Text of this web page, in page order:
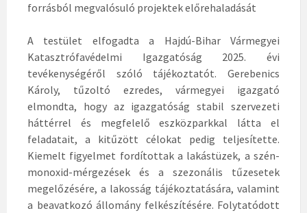
forrásból megvalósuló projektek előrehaladását
A testület elfogadta a Hajdú-Bihar Vármegyei
Katasztrófavédelmi Igazgatóság 2025. évi
tevékenységéről szóló tájékoztatót. Gerebenics
Károly, tűzoltó ezredes, vármegyei igazgató
elmondta, hogy az igazgatóság stabil szervezeti
háttérrel és megfelelő eszközparkkal látta el
feladatait, a kitűzött célokat pedig teljesítette.
Kiemelt figyelmet fordítottak a lakástüzek, a szén-
monoxid-mérgezések és a szezonális tűzesetek
megelőzésére, a lakosság tájékoztatására, valamint
a beavatkozó állomány felkészítésére. Folytatódott